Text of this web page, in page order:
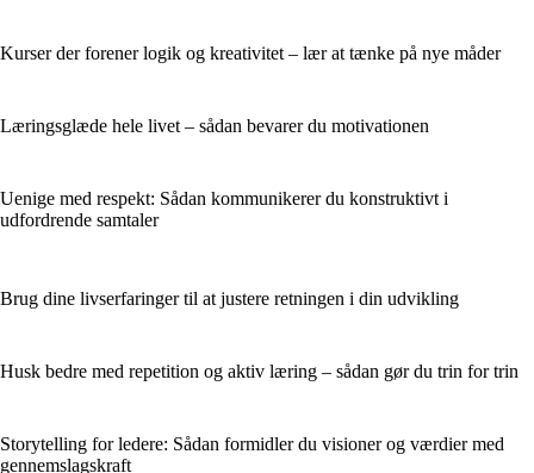
Kurser der forener logik og kreativitet – lær at tænke på nye måder
Læringsglæde hele livet – sådan bevarer du motivationen
Uenige med respekt: Sådan kommunikerer du konstruktivt i
udfordrende samtaler
Brug dine livserfaringer til at justere retningen i din udvikling
Husk bedre med repetition og aktiv læring – sådan gør du trin for trin
Storytelling for ledere: Sådan formidler du visioner og værdier med
gennemslagskraft